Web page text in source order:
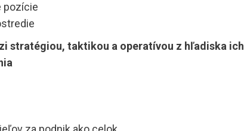
pozície
stratégiou, taktikou a operatívou z hľadiska ich